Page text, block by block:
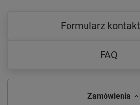
Formularz
FAQ
Zamówienia